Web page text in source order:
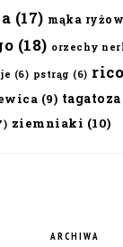
(17) mąka
(18) orzechy
(6) pstrąg (6)
(9) tagatoza
ziemniaki (10)
ARCHIWA